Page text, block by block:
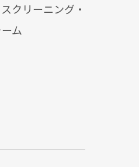
クリーニング・
ム